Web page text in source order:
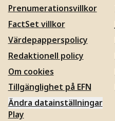
Prenumerationsvillkor
FactSet villkor
Värdepapperspolicy
Redaktionell policy
Om cookies
Tillgänglighet på EFN
Ändra datainställningar
Play